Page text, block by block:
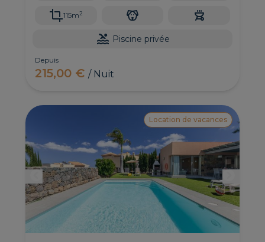
115m2
Piscine privée
Depuis
215,00 €/ Nuit
Location de vacances